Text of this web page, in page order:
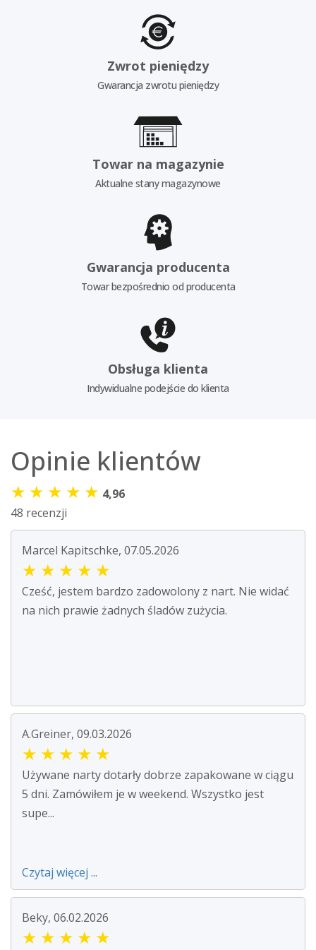
Zwrot pieniędzy
Gwarancja zwrotu pieniędzy
Towar na magazynie
Aktualne stany magazynowe
Gwarancja producenta
Towar bezpośrednio od producenta
Obsługa klienta
Indywidualne podejście do klienta
Opinie klientów
★ ★ ★ ★ ★ 4,96
48 recenzji
Marcel Kapitschke, 07.05.2026
★ ★ ★ ★ ★
Cześć, jestem bardzo zadowolony z nart. Nie widać
na nich prawie żadnych śladów zużycia.
A.Greiner, 09.03.2026
★ ★ ★ ★ ★
Używane narty dotarły dobrze zapakowane w ciągu
5 dni. Zamówiłem je w weekend. Wszystko jest
supe...
Czytaj więcej ...
Beky, 06.02.2026
★ ★ ★ ★ ★